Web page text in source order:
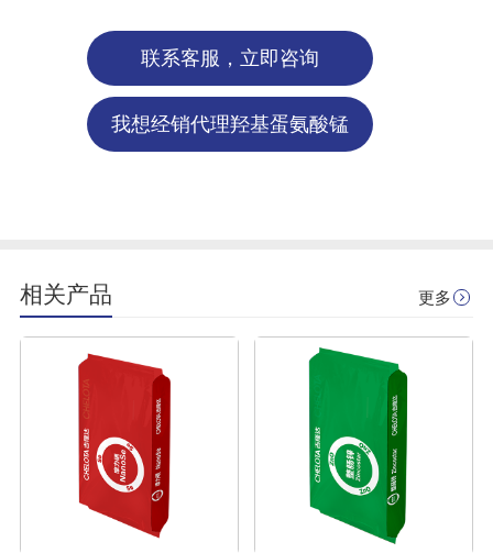
联系客服，立即咨询
我想经销代理羟基蛋氨酸锰
相关产品 更多